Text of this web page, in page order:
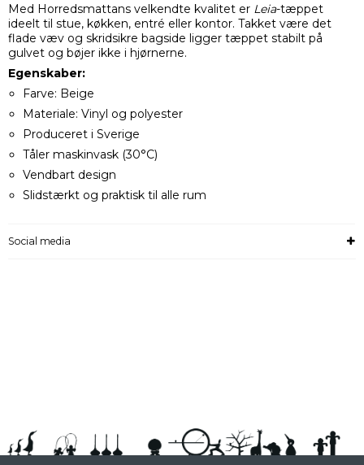
Med Horredsmattans velkendte kvalitet er Leia-tæppet
ideelt til stue, køkken, entré eller kontor. Takket være det
flade væv og skridsikre bagside ligger tæppet stabilt på
gulvet og bøjer ikke i hjørnerne.
Egenskaber:
Farve: Beige
Materiale: Vinyl og polyester
Produceret i Sverige
Tåler maskinvask (30°C)
Vendbart design
Slidstærkt og praktisk til alle rum
Social media